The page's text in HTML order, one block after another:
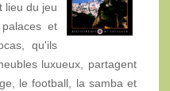
lieu du jeu
et
qu'ils
luxueux, partagent
le football, la samba et